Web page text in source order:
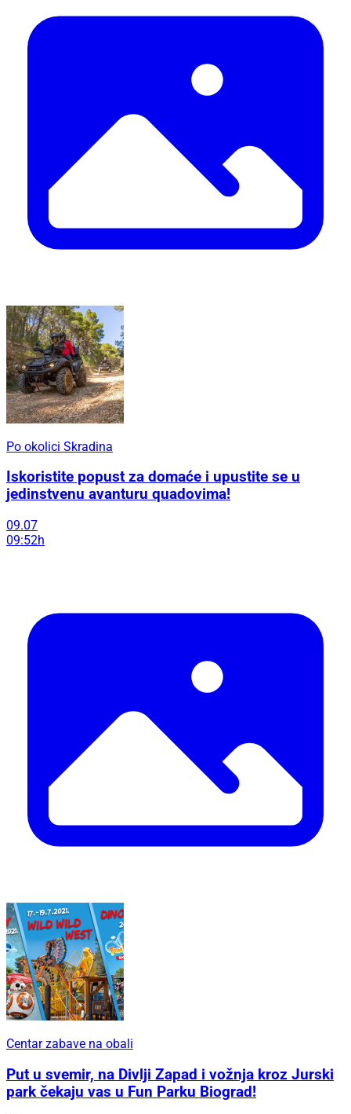
Po okolici Skradina
Iskoristite popust za domaće i upustite se u
jedinstvenu avanturu quadovima!
09.07
09:52h
Centar zabave na obali
Put u svemir, na Divlji Zapad i vožnja kroz Jurski
park čekaju vas u Fun Parku Biograd!